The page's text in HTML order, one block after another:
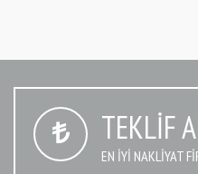
TEKLIF
EN IYI NAKLIYAT